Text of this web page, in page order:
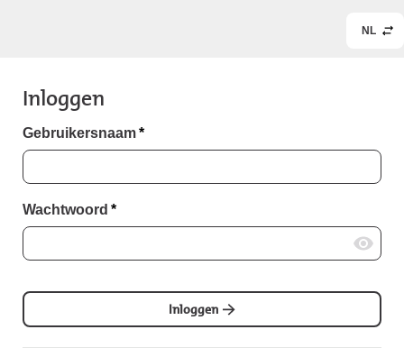
NL
Inloggen
Gebruikersnaam*
Wachtwoord *
Inloggen